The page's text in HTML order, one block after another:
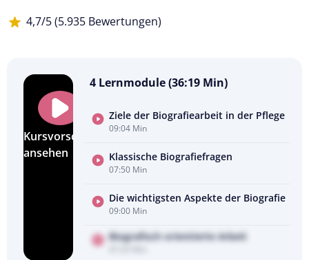
4,7/5 (5.935 Bewertungen)
Kursvorschau
ansehen
4 Lernmodule (36:19 Min)
Ziele der Biografiearbeit in der Pflege
09:04 Min
Klassische Biografiefragen
07:50 Min
Die wichtigsten Aspekte der Biografie
09:00 Min
Biografisch orientierte Arbeit